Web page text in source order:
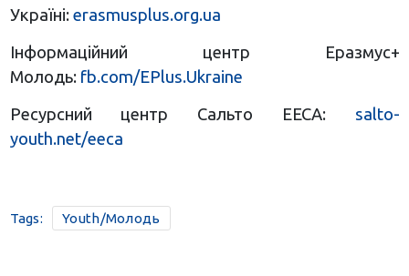
Україні: erasmusplus.org.ua
Інформаційний центр Еразмус+
Молодь: fb.com/EPlus.Ukraine
Ресурсний центр Сальто EECA: salto-
youth.net/eeca
Tags: Youth/Молодь